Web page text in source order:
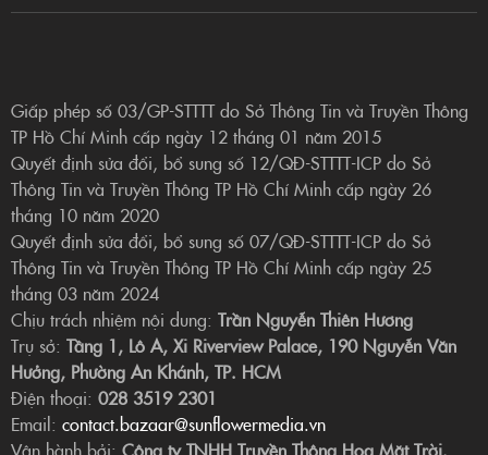
Giấp phép số 03/GP-STTTT do Sở Thông Tin và Truyền Thông
TP Hồ Chí Minh cấp ngày 12 tháng 01 năm 2015
Quyết định sửa đổi, bổ sung số 12/QĐ-STTTT-ICP do Sở
Thông Tin và Truyền Thông TP Hồ Chí Minh cấp ngày 26
tháng 10 năm 2020
Quyết định sửa đổi, bổ sung số 07/QĐ-STTTT-ICP do Sở
Thông Tin và Truyền Thông TP Hồ Chí Minh cấp ngày 25
tháng 03 năm 2024
Chịu trách nhiệm nội dung: Trần Nguyễn Thiên Hương
Trụ sở: Tầng 1, Lô A, Xi Riverview Palace, 190 Nguyễn Văn
Hưởng, Phường An Khánh, TP. HCM
Điện thoại: 028 3519 2301
Email: contact.bazaar@sunflowermedia.vn
Vận hành bởi: Công ty TNHH Truyền Thông Hoa Mặt Trời.